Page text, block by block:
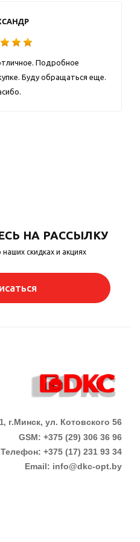
Подробное
Буду обращаться еще.
НА РАССЫЛКУ
скидках и акциях
г.Минск, ул. Котовского 56
GSM: +375 (29) 306 36 96
Телефон: +375 (17) 231 93 34
Email: info@dkc-opt.by